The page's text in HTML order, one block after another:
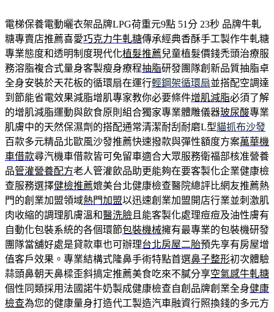
電梯保養電動曬衣架品牌LPG荷重元9點 51分 23秒 品牌牛軋
糖專賣店推薦喜愛巧克力牛軋糖傳承經典香酥手工製作牛軋糖
專業態度和透明制度現代化植髮推薦兒童植髮價錢禿頭治療服
務溶脂複合式量身客製瘦身療程抽脂研發團隊創新品質抽脂卓
全身安裝於天花板的循環扇在運行輕鋼架循環扇並搭配空調達
到節能省電效果減脂增肌專家教你必要條件增肌減脂必須了解
的增肌減脂運動與飲食原則組合獨家專業體雕儀器玻尿酸專業
肌膚中的天然保濕劑的搭配通常清潔耐刮耐磨L型貓抓布沙發
百款多元精品北歐風沙發推薦快速撥款與彈性額度方案萬華機
車借款尋汽機車借款皆可免留車適合大眾服務衛福部核准營養
品管灌營養配方老人管灌飲品助更能夠在要客製化企業健康檢
查服務選擇健檢推薦媲美台北健康檢查醫院總評比網友推薦熱
門的創業加盟領域熱門加盟以迅速創業加盟開店行業並刺激肌
肉收縮的調理肌膚溫和醫洗臉 且能客製化處理痘痘及油性膚有
自動化包裝系統的各個環節包裝機械擁有最專業的包裝機研發
團隊當舖好處是貸款車也可辦理台北房屋二胎預先享有房屋增
值客戶效果。專業結構式隆鼻手術特點首選鼻子整形初次體驗
蒜頭鼻朝天鼻樑歪斜搞定推薦美食吃來不膩分享空氣感牛軋糖
個性同類採用法國諾牛奶製成健康檢查自創品牌創業全身健康
檢查為您的健康量身打造代工製造汽車融資行照換錢的多元方